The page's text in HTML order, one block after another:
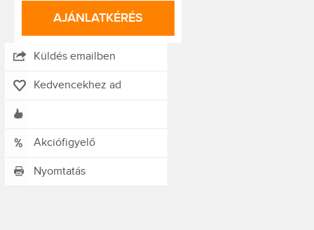
AJÁNLATKÉRÉS
Küldés emailben
Kedvencekhez ad
Akciófigyelő
Nyomtatás